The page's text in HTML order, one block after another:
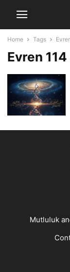
Home Tags
Evren 114
Mutluluk